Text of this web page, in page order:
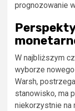
prognozowanie
W najbliższym
wyborze
Warsh,
stanowisko, ma
niekorzystnie na